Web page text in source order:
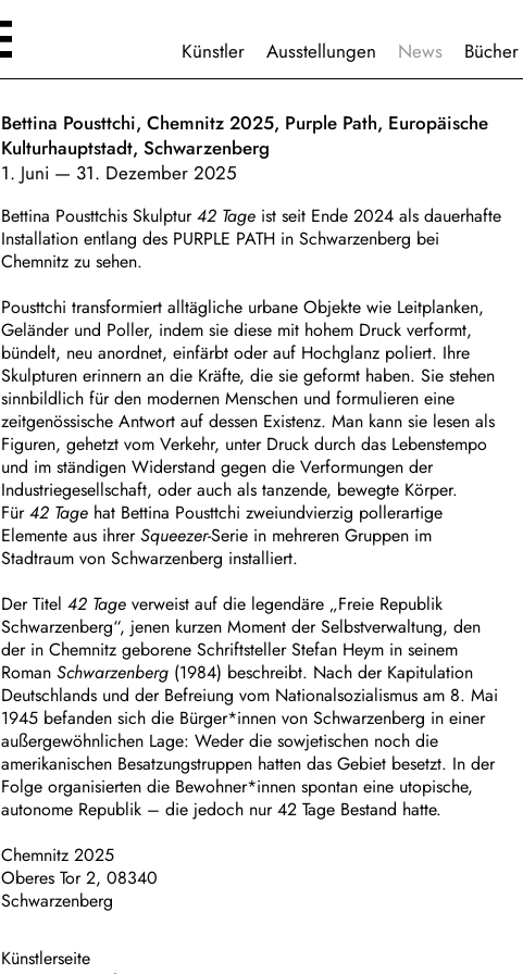
HAUPTNAVIGATION
Künstler Ausstellungen News Bücher
Bettina Pousttchi, Chemnitz 2025, Purple Path, Europäische
Kulturhauptstadt, Schwarzenberg
1. Juni — 31. Dezember 2025
Bettina Pousttchis Skulptur42 Tage ist seit Ende 2024 als dauerhafte
Installation entlang des PURPLE PATH in Schwarzenberg bei
Chemnitz zu sehen.
Pousttchi transformiert alltägliche urbane Objekte wie Leitplanken,
Geländer und Poller, indem sie diese mit hohem Druck verformt,
bündelt, neu anordnet, einfärbt oder auf Hochglanz poliert. Ihre
Skulpturen erinnern an die Kräfte, die sie geformt haben. Sie stehen
sinnbildlich für den modernen Menschen und formulieren eine
zeitgenössische Antwort auf dessen Existenz. Man kann sie lesen als
Figuren, gehetzt vom Verkehr, unter Druck durch das Lebenstempo
und im ständigen Widerstand gegen die Verformungen der
Industriegesellschaft, oder auch als tanzende, bewegte Körper.
Für42 Tage hat Bettina Pousttchi zweiundvierzig pollerartige
Elemente aus ihrerSqueezer-Serie in mehreren Gruppen im
Stadtraum von Schwarzenberg installiert.
Der Titel 42 Tage verweist auf die legendäre „Freie Republik
Schwarzenberg“, jenen kurzen Moment der Selbstverwaltung, den
der in Chemnitz geborene Schriftsteller Stefan Heym in seinem
Roman Schwarzenberg (1984) beschreibt. Nach der Kapitulation
Deutschlands und der Befreiung vom Nationalsozialismus am 8. Mai
1945 befanden sich die Bürger*innen von Schwarzenberg in einer
außergewöhnlichen Lage: Weder die sowjetischen noch die
amerikanischen Besatzungstruppen hatten das Gebiet besetzt. In der
Folge organisierten die Bewohner*innen spontan eine utopische,
autonome Republik – die jedoch nur 42 Tage Bestand hatte.
Chemnitz 2025
Oberes Tor 2, 08340
Schwarzenberg
Künstlerseite